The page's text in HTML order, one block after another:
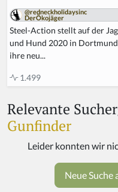
@redneckholidaysinc
DerÖkojäger
Steel-Action stellt auf der
und Hund 2020 in Dortmund
ihre neu...
1.499
Relevante
Gunfinder